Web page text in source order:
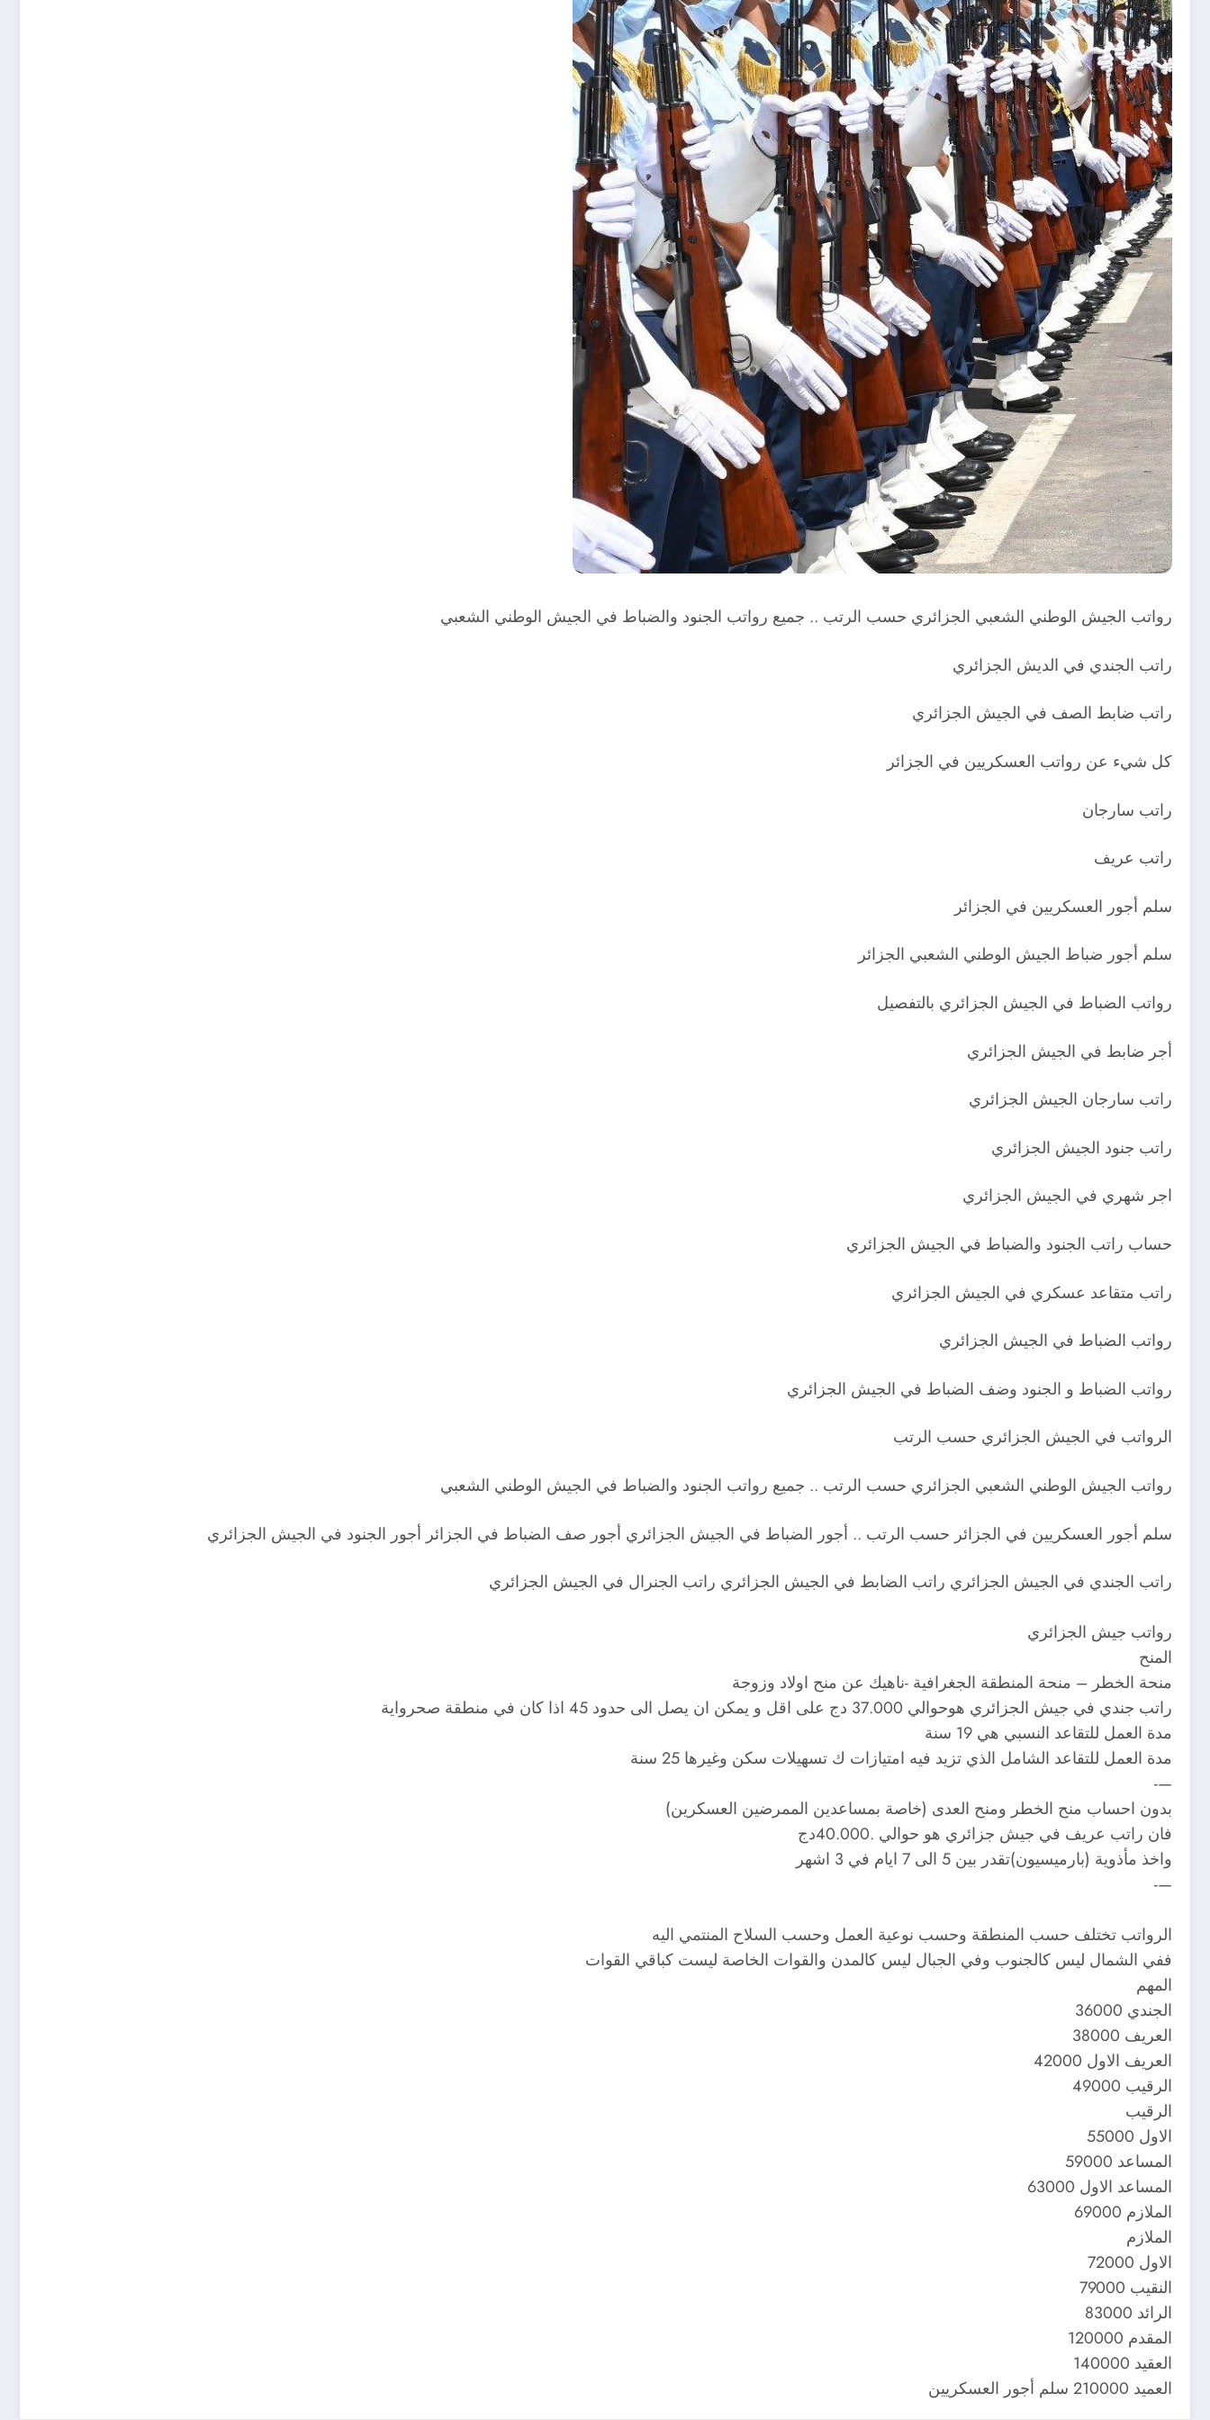
رواتب الجيش الوطني الشعبي الجزائري حسب الرتب .. جميع رواتب الجنود والضباط في الجيش الوطني الشعبي
راتب الجندي في الديش الجزائري
راتب ضابط الصف في الجيش الجزائري
كل شيء عن رواتب العسكريين في الجزائر
راتب سارجان
راتب عريف
سلم أجور العسكريين في الجزائر
سلم أجور ضباط الجيش الوطني الشعبي الجزائر
رواتب الضباط في الجيش الجزائري بالتفصيل
أجر ضابط في الجيش الجزائري
راتب سارجان الجيش الجزائري
راتب جنود الجيش الجزائري
اجر شهري في الجيش الجزائري
حساب راتب الجنود والضباط في الجيش الجزائري
راتب متقاعد عسكري في الجيش الجزائري
رواتب الضباط في الجيش الجزائري
رواتب الضباط و الجنود وضف الضباط في الجيش الجزائري
الرواتب في الجيش الجزائري حسب الرتب
رواتب الجيش الوطني الشعبي الجزائري حسب الرتب .. جميع رواتب الجنود والضباط في الجيش الوطني الشعبي
سلم أجور العسكريين في الجزائر حسب الرتب .. أجور الضباط في الجيش الجزائري أجور صف الضباط في الجزائر أجور الجنود في الجيش الجزائري
راتب الجندي في الجيش الجزائري راتب الضابط في الجيش الجزائري راتب الجنرال في الجيش الجزائري
رواتب جيش الجزائري
المنح
منحة الخطر – منحة المنطقة الجغرافية -ناهيك عن منح اولاد وزوجة
راتب جندي في جيش الجزائري هوحوالي 37.000 دج على اقل و يمكن ان يصل الى حدود 45 اذا كان في منطقة صحرواية
مدة العمل للتقاعد النسبي هي 19 سنة
مدة العمل للتقاعد الشامل الذي تزيد فيه امتيازات ك تسهيلات سكن وغيرها 25 سنة
—-
بدون احساب منح الخطر ومنح العدى (خاصة بمساعدين الممرضين العسكرين)
فان راتب عريف في جيش جزائري هو حوالي .40.000دج
واخذ مأذوية (بارميسيون)تقدر بين 5 الى 7 ايام في 3 اشهر
—-
الرواتب تختلف حسب المنطقة وحسب نوعية العمل وحسب السلاح المنتمي اليه
ففي الشمال ليس كالجنوب وفي الجبال ليس كالمدن والقوات الخاصة ليست كباقي القوات
المهم
الجندي 36000
العريف 38000
العريف الاول 42000
الرقيب 49000
الرقيب
الاول 55000
المساعد 59000
المساعد الاول 63000
الملازم 69000
الملازم
الاول 72000
النقيب 79000
الرائد 83000
المقدم 120000
العقيد 140000
العميد 210000 سلم أجور العسكريين